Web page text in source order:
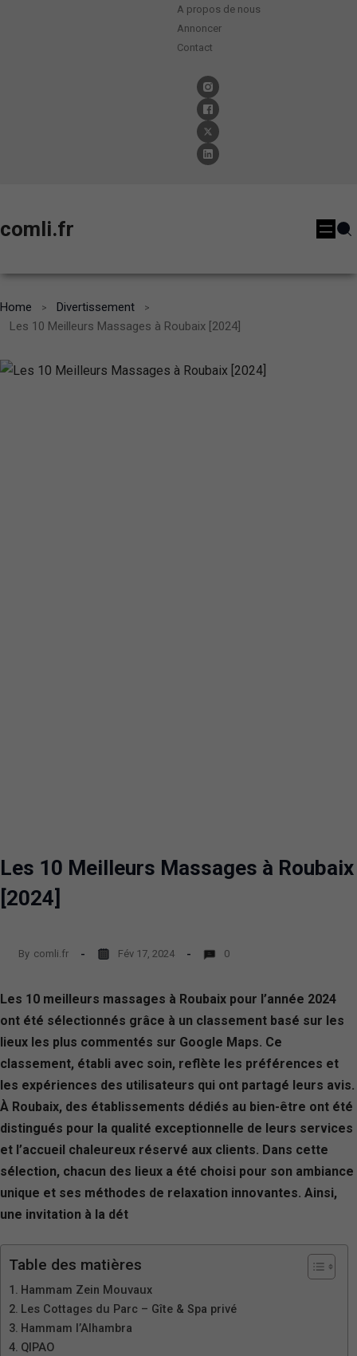
A propos de nous
Annoncer
Contact
comli.fr
Home
Divertissement
Les 10 Meilleurs Massages à Roubaix [2024]
Les 10 Meilleurs Massages à Roubaix
[2024]
By comli.fr Fév 17, 2024 0
Les 10 meilleurs massages à Roubaix pour l’année 2024
ont été sélectionnés grâce à un classement basé sur les
lieux les plus commentés sur Google Maps. Ce
classement, établi avec soin, reflète les préférences et
les expériences des utilisateurs qui ont partagé leurs avis.
À Roubaix, des établissements dédiés au bien-être ont été
distingués pour la qualité exceptionnelle de leurs services
et l’accueil chaleureux réservé aux clients. Dans cette
sélection, chacun des lieux a été choisi pour son ambiance
unique et ses méthodes de relaxation innovantes. Ainsi,
une invitation à la dét
Table des matières
Hammam Zein Mouvaux
Les Cottages du Parc – Gîte & Spa privé
Hammam l’Alhambra
QIPAO